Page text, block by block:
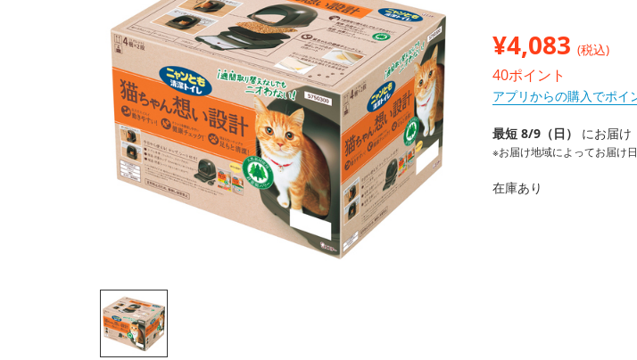
¥4,083 (税込)
40ポイント
アプリからの購入でポイ
最短 8/9（日） にお届け
※お届け地域によってお届け
在庫あり